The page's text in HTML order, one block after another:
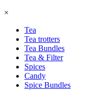
×
Tea
Tea trotters
Tea Bundles
Tea & Filter
Spices
Candy
Spice Bundles